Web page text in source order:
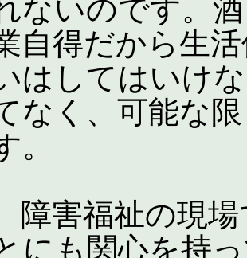
ないのです。
自得だから生
はしてはいけ
なく、可能な
。
障害福祉の現
にも関心を持